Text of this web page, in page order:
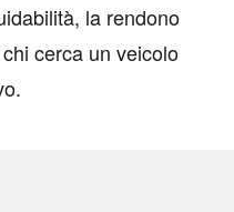
la rendono
cerca un veicolo